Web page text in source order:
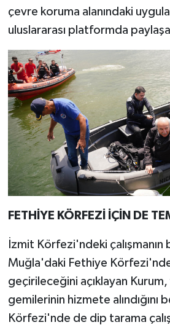
çevre koruma alanındaki
uluslararası platformda
FETHİYE KÖRFEZİ İÇİN DE
İzmit Körfezi'ndeki çalışmanın
Muğla'daki Fethiye
geçirileceğini açıklayan
gemilerinin hizmete
Körfezi'nde de dip tarama